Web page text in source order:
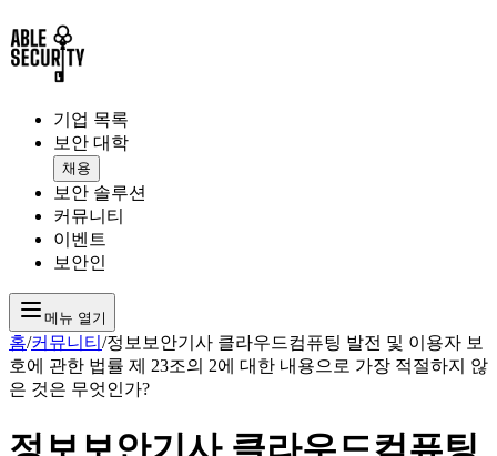
기업 목록
보안 대학
채용
보안 솔루션
커뮤니티
이벤트
보안인
메뉴 열기
홈/커뮤니티 /정보보안기사 클라우드컴퓨팅 발전 및 이용자 보
호에 관한 법률 제 23조의 2에 대한 내용으로 가장 적절하지 않
은 것은 무엇인가?